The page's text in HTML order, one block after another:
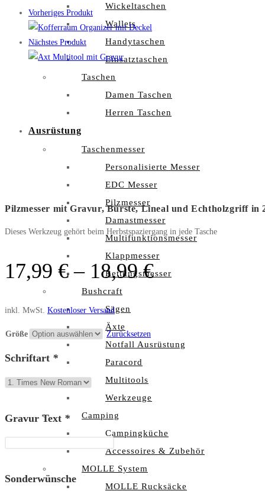
Wickeltaschen
Wallets
Handytaschen
Einsatztaschen
Taschen
Damen Taschen
Herren Taschen
Ausrüstung
Taschenmesser
Personalisierte Messer
EDC Messer
Pilzmesser
Damastmesser
Multifunktionsmesser
Klappmesser
Rettungsmesser
Bushcraft
Sägen
Äxte
Notfall Ausrüstung
Paracord
Multitools
Werkzeuge
Camping
Campingküche
Accessoires & Zubehör
MOLLE System
MOLLE Rucksäcke
Vorheriges Produkt
Nächstes Produkt
Pilzmesser mit Gravur, Bürste, Lineal und Echtholzgriff in
Dieses Werkzeug gehört beim Herbstspaziergang in jede Tasche
17,99 €– 18,99€
inkl. MwSt. Kostenloser Versand
Größe Zurücksetzen
Schriftart *
Gravur Text *
Sonderwünsche